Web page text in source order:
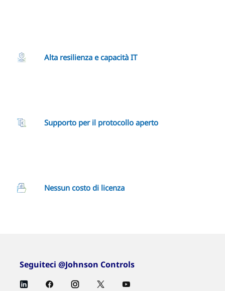
Alta resilienza e capacità IT
Supporto per il protocollo aperto
Nessun costo di licenza
Seguiteci @Johnson Controls